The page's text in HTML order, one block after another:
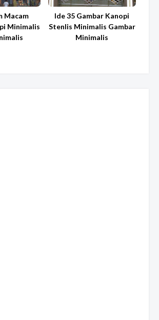
Macam
Minimalis
Ide 35 Gambar Kanopi
Stenlis Minimalis Gambar
Minimalis